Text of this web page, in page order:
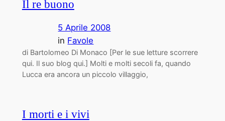
Il re buono
5 Aprile 2008
in Favole
di Bartolomeo Di Monaco [Per le sue letture scorrere
qui. Il suo blog qui.] Molti e molti secoli fa, quando
Lucca era ancora un piccolo villaggio,
I morti e i vivi